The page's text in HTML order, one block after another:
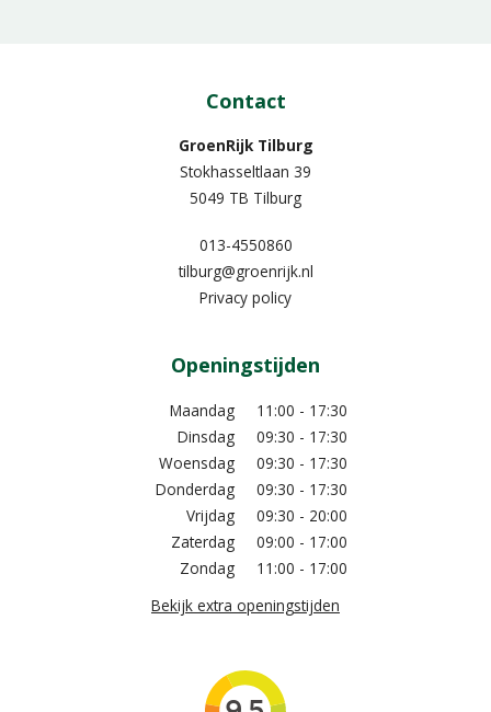
Contact
GroenRijk Tilburg
Stokhasseltlaan 39
5049 TB Tilburg
013-4550860
tilburg@groenrijk.nl
Privacy policy
Openingstijden
Maandag
11:00 - 17:30
Dinsdag
09:30 - 17:30
Woensdag
09:30 - 17:30
Donderdag
09:30 - 17:30
Vrijdag
09:30 - 20:00
Zaterdag
09:00 - 17:00
Zondag
11:00 - 17:00
Bekijk extra openingstijden